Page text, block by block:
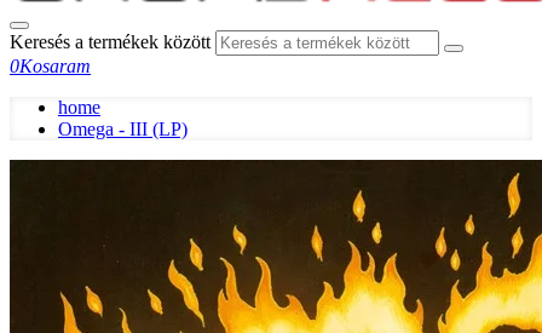
Keresés a termékek között
0Kosaram
home
Omega - III (LP)